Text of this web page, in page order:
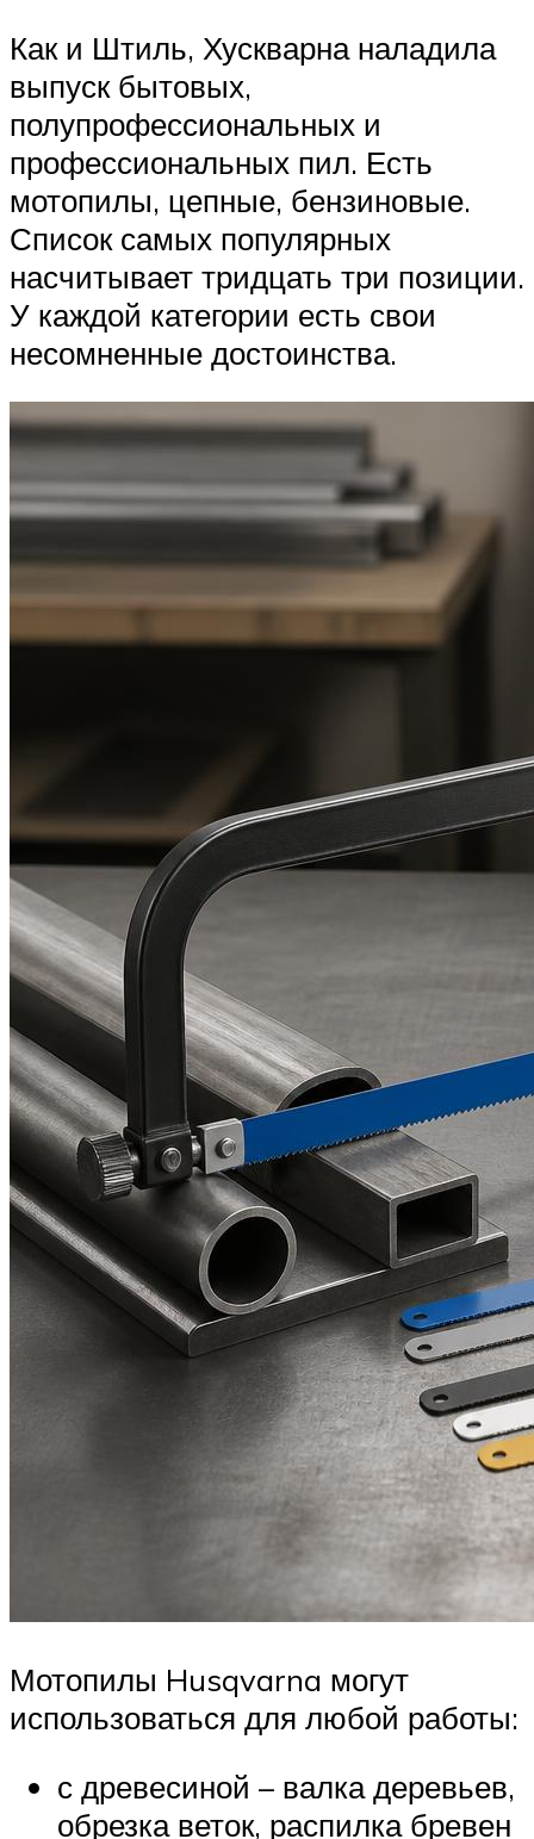
Как и Штиль, Хускварна наладила
выпуск бытовых,
полупрофессиональных и
профессиональных пил. Есть
мотопилы, цепные, бензиновые.
Список самых популярных
насчитывает тридцать три позиции.
У каждой категории есть свои
несомненные достоинства.
Мотопилы Husqvarna могут
использоваться для любой работы:
с древесиной – валка деревьев,
обрезка веток, распилка бревен